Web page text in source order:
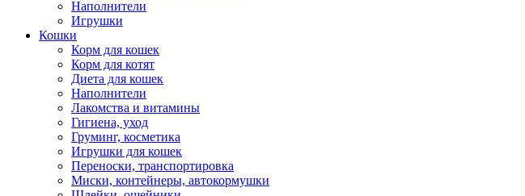
Наполнители
Игрушки
Кошки
Корм для кошек
Корм для котят
Диета для кошек
Наполнители
Лакомства и витамины
Гигиена, уход
Груминг, косметика
Игрушки для кошек
Переноски, транспортировка
Миски, контейнеры, автокормушки